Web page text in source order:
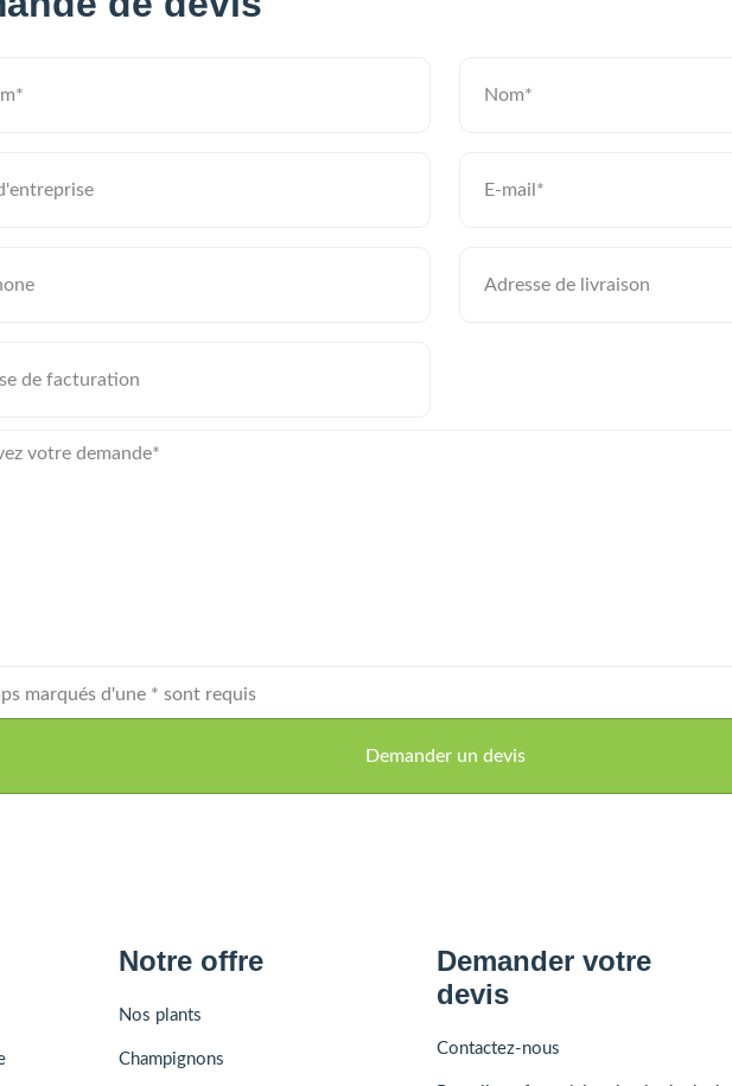
marqués d'une * sont requis
Notre offre
Nos plants
Champignons
Demander votre
devis
Contactez-nous